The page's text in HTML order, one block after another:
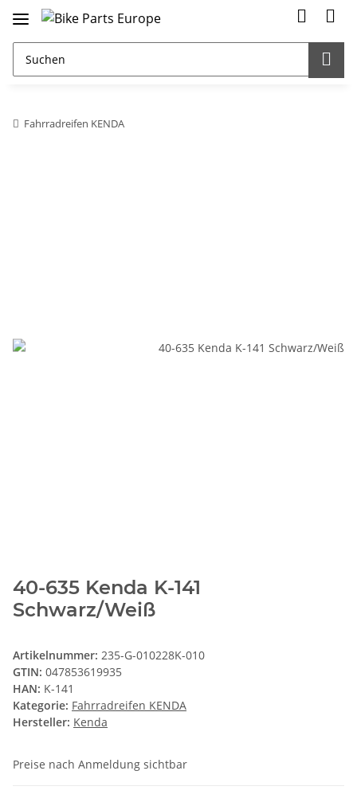
Fahrradreifen KENDA
40-635 Kenda K-141
Schwarz/Weiß
Artikelnummer: 235-G-010228K-010
GTIN: 047853619935
HAN: K-141
Kategorie: Fahrradreifen KENDA
Hersteller: Kenda
Preise nach Anmeldung sichtbar